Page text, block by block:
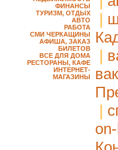
ФИНАНСЫ
ТУРИЗМ, ОТДЫХ
АВТО
РАБОТА
СМИ ЧЕРКАЩИНЫ
АФИША, ЗАКАЗ
БИЛЕТОВ
ВСЕ ДЛЯ ДОМА
РЕСТОРАНЫ, КАФЕ
ИНТЕРНЕТ-
МАГАЗИНЫ
|
|
|